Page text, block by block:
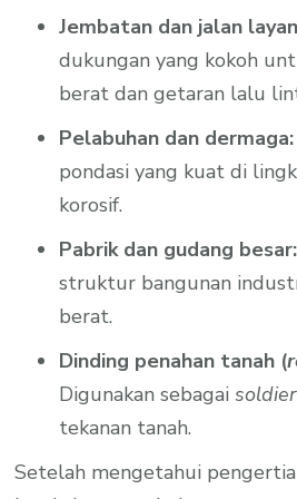
Jembatan dan jalan
dukungan yang kokoh
berat dan getaran lalu
Pelabuhan dan dermaga:
pondasi yang kuat di
korosif.
Pabrik dan gudang besar:
struktur bangunan
berat.
Dinding penahan tanah (
Digunakan sebagai
tekanan tanah.
Setelah mengetahui